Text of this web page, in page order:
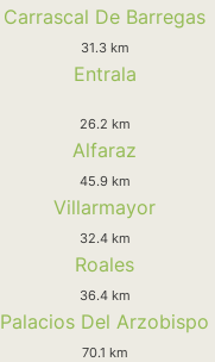
Carrascal De Barregas
31.3 km
Entrala
26.2 km
Alfaraz
45.9 km
Villarmayor
32.4 km
Roales
36.4 km
Palacios Del Arzobispo
70.1 km